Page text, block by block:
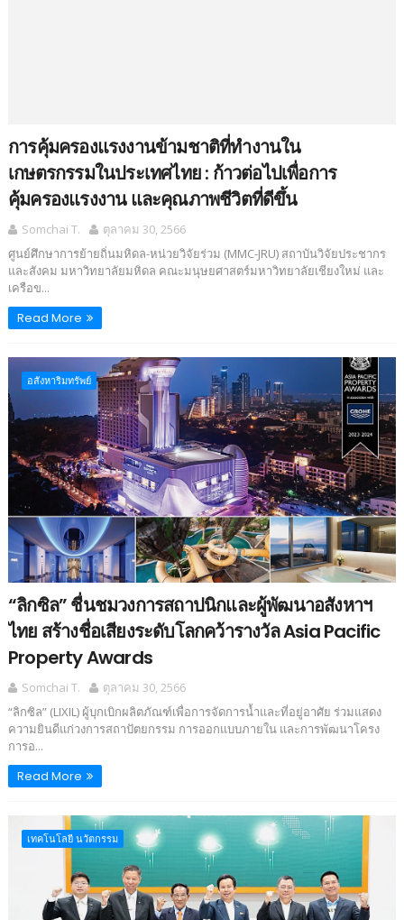
การคุ้มครองแรงงานข้ามชาติที่ทำงานใน
เกษตรกรรมในประเทศไทย : ก้าวต่อไปเพื่อการ
คุ้มครองแรงงาน และคุณภาพชีวิตที่ดีขึ้น
Somchai T.
ตุลาคม 30, 2566
ศูนย์ศึกษาการย้ายถิ่นมหิดล-หน่วยวิจัยร่วม (MMC-JRU) สถาบันวิจัยประชากร
และสังคม มหาวิทยาลัยมหิดล คณะมนุษยศาสตร์มหาวิทยาลัยเชียงใหม่ และ
เครือข...
Read More
อสังหาริมทรัพย์
“ลิกซิล” ชื่นชมวงการสถาปนิกและผู้พัฒนาอสังหาฯ
ไทย สร้างชื่อเสียงระดับโลกคว้ารางวัล Asia Pacific
Property Awards
Somchai T.
ตุลาคม 30, 2566
“ลิกซิล” (LIXIL) ผู้บุกเบิกผลิตภัณฑ์เพื่อการจัดการน้ำและที่อยู่อาศัย ร่วมแสดง
ความยินดีแก่วงการสถาปัตยกรรม การออกแบบภายใน และการพัฒนาโครง
การอ...
Read More
เทคโนโลยี นวัตกรรม